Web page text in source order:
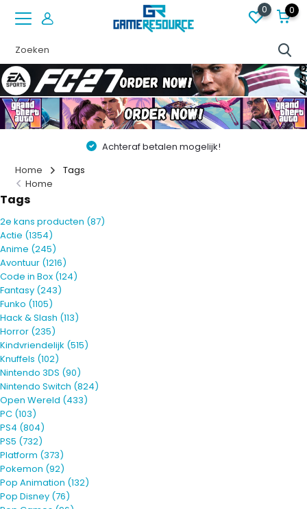
0 0
Achteraf betalen mogelijk!
Home
Tags
Home
Tags
2e kans producten (87)
Actie (1354)
Anime (245)
Avontuur (1216)
Code in Box (124)
Fantasy (243)
Funko (1105)
Hack & Slash (113)
Horror (235)
Kindvriendelijk (515)
Knuffels (102)
Nintendo 3DS (90)
Nintendo Switch (824)
Open Wereld (433)
PC (103)
PS4 (804)
PS5 (732)
Platform (373)
Pokemon (92)
Pop Animation (132)
Pop Disney (76)